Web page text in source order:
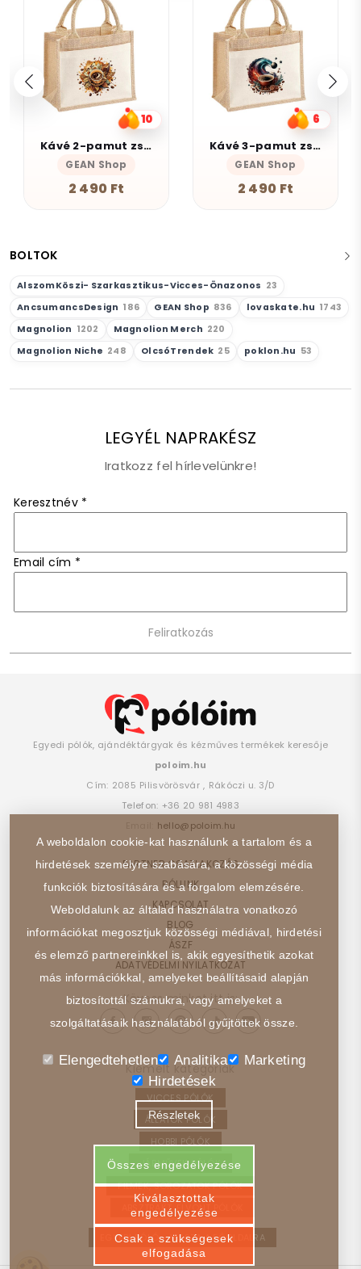
BOLTOK
AlszomKöszi- Szarkasztikus-Vicces-Önazonos 23
AncsumancsDesign 186 GEAN Shop 836 lovaskate.hu 1743
Magnolion 1202 Magnolion Merch 220
Magnolion Niche 248 OlcsóTrendek 25 poklon.hu 53
6
Kávé 3-pamut zsebes juta midi bevásárlótáska
GEAN Shop
2 490 Ft
9
Munka
Magnolion Niche
4 190 Ft
LEGYÉL NAPRAKÉSZ
Iratkozz fel hírlevelünkre!
Keresztnév *
Email cím *
Egyedi pólók, ajándéktárgyak és kézműves termékek keresője
poloim.hu
Cím: 2085 Pilisvörösvár , Rákóczi u. 3/D
Telefon: +36 20 981 4983
hello@poloim.hu
PARTNER CSATLAKOZÁS
RÓLUNK
KAPCSOLAT
BLOG
ÁSZF
ADATVÉDELMI NYILATKOZAT
Kövess minket itt is:
Kiemelt kategóriák
VICCES PÓLÓK
ÁLLATOK PÓLÓK
HOBBI PÓLÓK
JÁRMŰVEK PÓLÓK
FILMEK, SOROZATOK PÓLÓK
ABSZTRAKT, ELVONT PÓLÓK
EGYEDI PÓLÓ – VISSZA A FŐOLDALRA
A weboldalon cookie-kat használunk a tartalom és a
hirdetések személyre szabására, a közösségi média
funkciók biztosítására és a forgalom elemzésére.
Weboldalunk az általad használatra vonatkozó
információkat megosztjuk közösségi médiával, hirdetési
és elemző partnereinkkel is, akik egyesíthetik azokat
más információkkal, amelyeket beállításaid alapján
biztosítottál számukra, vagy amelyeket a
szolgáltatásaik használatából gyűjtöttek össze.
Elengedtehetlen Analitika
Marketing
Hirdetések
Részletek
Összes engedélyezése
Kiválasztottak
engedélyezése
Csak a szükségesek
elfogadása